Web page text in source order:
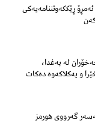
ڕێککەوتننامەیەکی
لە بەغدا،
و یەکلاکەوە دەکات
گەرووی هورمز